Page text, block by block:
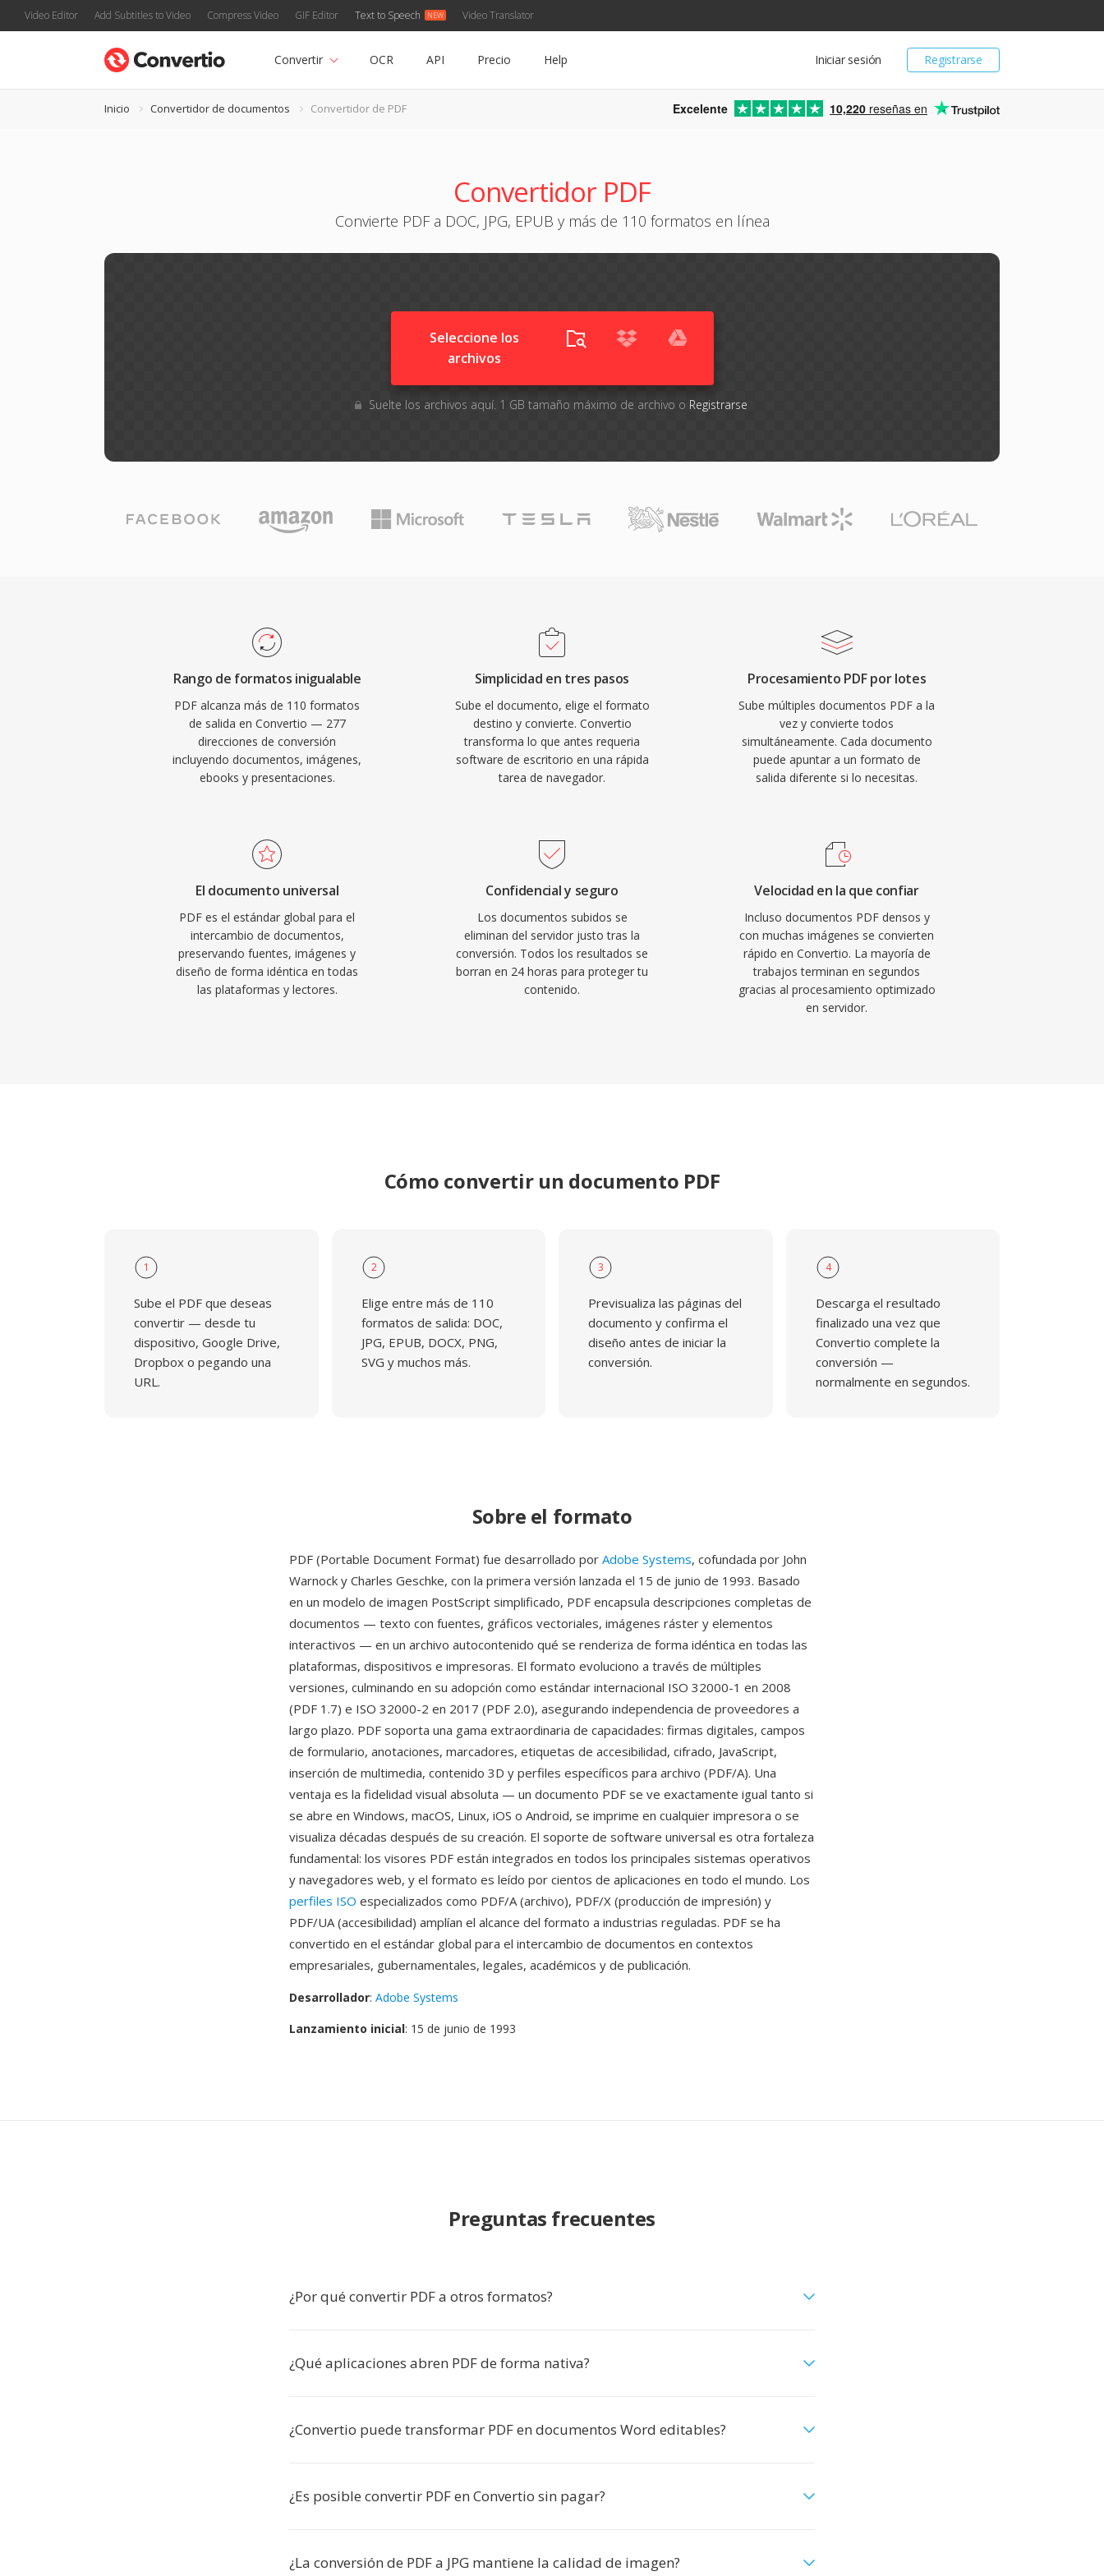
Video Editor Add Subtitles to Video Compress Video GIF Editor Text to Speech Video Translator
Registrarse
Iniciar sesión
Convertir OCR API Precio Help
Inicio Convertidor de documentos Convertidor de PDF Excelente 10,220 reseñas en
Convertidor PDF
Convierte PDF a DOC, JPG, EPUB y más de 110 formatos en línea
Seleccione los
archivos
Suelte los archivos aquí. 1 GB tamaño máximo de archivo o Registrarse
Rango de formatos inigualable
PDF alcanza más de 110 formatos
de salida en Convertio — 277
direcciones de conversión
incluyendo documentos, imágenes,
ebooks y presentaciones.
Simplicidad en tres pasos
Sube el documento, elige el formato
destino y convierte. Convertio
transforma lo que antes requeria
software de escritorio en una rápida
tarea de navegador.
Procesamiento PDF por lotes
Sube múltiples documentos PDF a la
vez y convierte todos
simultáneamente. Cada documento
puede apuntar a un formato de
salida diferente si lo necesitas.
El documento universal
PDF es el estándar global para el
intercambio de documentos,
preservando fuentes, imágenes y
diseño de forma idéntica en todas
las plataformas y lectores.
Confidencial y seguro
Los documentos subidos se
eliminan del servidor justo tras la
conversión. Todos los resultados se
borran en 24 horas para proteger tu
contenido.
Velocidad en la que confiar
Incluso documentos PDF densos y
con muchas imágenes se convierten
rápido en Convertio. La mayoría de
trabajos terminan en segundos
gracias al procesamiento optimizado
en servidor.
Cómo convertir un documento PDF
1
Sube el PDF que deseas
convertir — desde tu
dispositivo, Google Drive,
Dropbox o pegando una
URL.
2
Elige entre más de 110
formatos de salida: DOC,
JPG, EPUB, DOCX, PNG,
SVG y muchos más.
3
Previsualiza las páginas del
documento y confirma el
diseño antes de iniciar la
conversión.
4
Descarga el resultado
finalizado una vez que
Convertio complete la
conversión —
normalmente en segundos.
Sobre el formato
PDF (Portable Document Format) fue desarrollado por Adobe Systems, cofundada por John
Warnock y Charles Geschke, con la primera versión lanzada el 15 de junio de 1993. Basado
en un modelo de imagen PostScript simplificado, PDF encapsula descripciones completas de
documentos — texto con fuentes, gráficos vectoriales, imágenes ráster y elementos
interactivos — en un archivo autocontenido qué se renderiza de forma idéntica en todas las
plataformas, dispositivos e impresoras. El formato evoluciono a través de múltiples
versiones, culminando en su adopción como estándar internacional ISO 32000-1 en 2008
(PDF 1.7) e ISO 32000-2 en 2017 (PDF 2.0), asegurando independencia de proveedores a
largo plazo. PDF soporta una gama extraordinaria de capacidades: firmas digitales, campos
de formulario, anotaciones, marcadores, etiquetas de accesibilidad, cifrado, JavaScript,
inserción de multimedia, contenido 3D y perfiles específicos para archivo (PDF/A). Una
ventaja es la fidelidad visual absoluta — un documento PDF se ve exactamente igual tanto si
se abre en Windows, macOS, Linux, iOS o Android, se imprime en cualquier impresora o se
visualiza décadas después de su creación. El soporte de software universal es otra fortaleza
fundamental: los visores PDF están integrados en todos los principales sistemas operativos
y navegadores web, y el formato es leído por cientos de aplicaciones en todo el mundo. Los
perfiles ISO especializados como PDF/A (archivo), PDF/X (producción de impresión) y
PDF/UA (accesibilidad) amplían el alcance del formato a industrias reguladas. PDF se ha
convertido en el estándar global para el intercambio de documentos en contextos
empresariales, gubernamentales, legales, académicos y de publicación.
Desarrollador: Adobe Systems
Lanzamiento inicial: 15 de junio de 1993
Preguntas frecuentes
¿Por qué convertir PDF a otros formatos?
¿Qué aplicaciones abren PDF de forma nativa?
¿Convertio puede transformar PDF en documentos Word editables?
¿Es posible convertir PDF en Convertio sin pagar?
¿La conversión de PDF a JPG mantiene la calidad de imagen?